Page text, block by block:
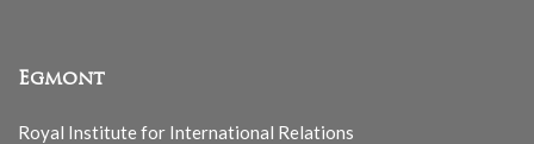
Egmont
Royal Institute for International Relations